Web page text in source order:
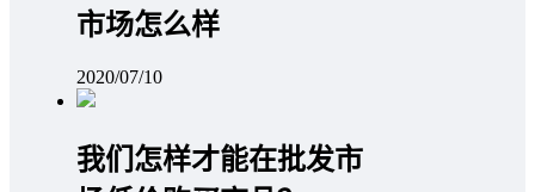
市场怎么样
2020/07/10
我们怎样才能在批发市